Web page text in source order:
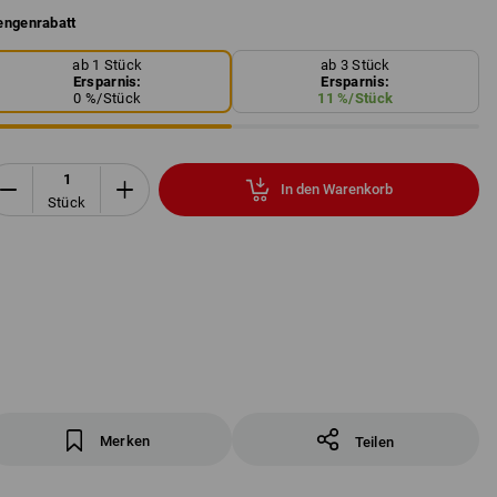
ab 1 Stück
Ersparnis:
0 %/Stück
ab 3 Stück
Ersparnis:
11 %/Stück
Stück
In den Warenkorb
Merken Teilen